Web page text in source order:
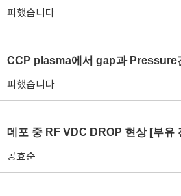
피했습니다
피했습니다
데포 중 RF VDC DROP 현상 [부유
공효준